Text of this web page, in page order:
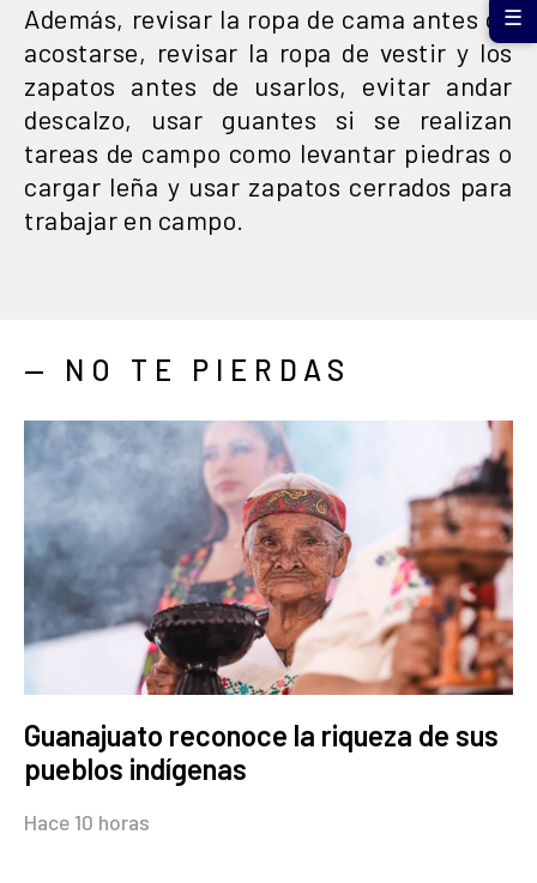
Además, revisar la ropa de cama antes de
acostarse, revisar la ropa de vestir y los
zapatos antes de usarlos, evitar andar
descalzo, usar guantes si se realizan
tareas de campo como levantar piedras o
cargar leña y usar zapatos cerrados para
trabajar en campo.
— NO TE PIERDAS
Guanajuato reconoce la riqueza de sus
pueblos indígenas
Hace 10 horas
☰